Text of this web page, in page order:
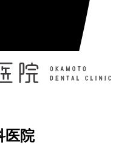
医院